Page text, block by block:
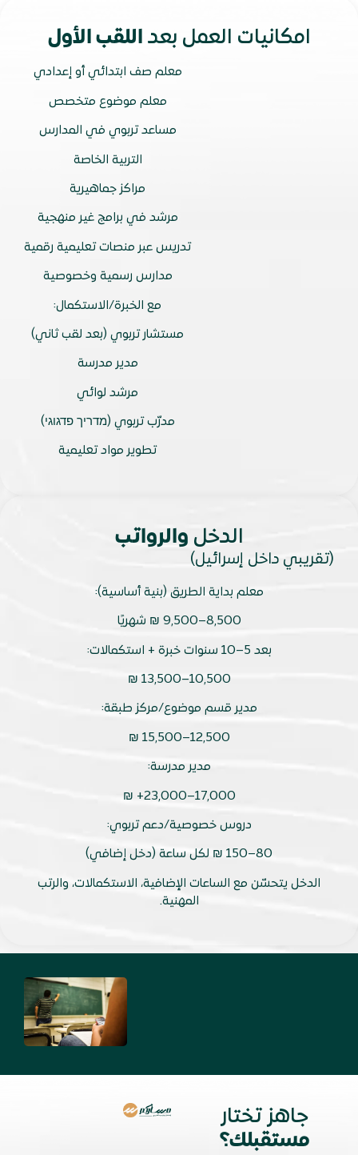
امكانيات العمل بعد اللقب الأول
معلم صف ابتدائي أو إعدادي
معلم موضوع متخصص
مساعد تربوي في المدارس
التربية الخاصة
مراكز جماهيرية
مرشد في برامج غير منهجية
تدريس عبر منصات تعليمية رقمية
مدارس رسمية وخصوصية
مع الخبرة/الاستكمال:
مستشار تربوي (بعد لقب ثاني)
مدير مدرسة
مرشد لوائي
مدرّب تربوي (מדריך פדגוגי)
تطوير مواد تعليمية
الدخل والرواتب
(تقريبي داخل إسرائيل)
معلم بداية الطريق (بنية أساسية):
8,500–9,500 ₪ شهريًا
بعد 5–10 سنوات خبرة + استكمالات:
10,500–13,500 ₪
مدير قسم موضوع/مركز طبقة:
12,500–15,500 ₪
مدير مدرسة:
17,000–23,000+ ₪
دروس خصوصية/دعم تربوي:
80–150 ₪ لكل ساعة (دخل إضافي)
الدخل يتحسّن مع الساعات الإضافية، الاستكمالات، والرتب
المهنية.
جاهز تختار
مستقبلك؟